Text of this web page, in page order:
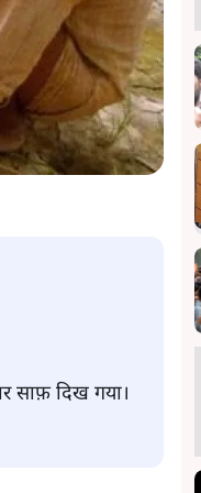
साफ़ दिख गया।